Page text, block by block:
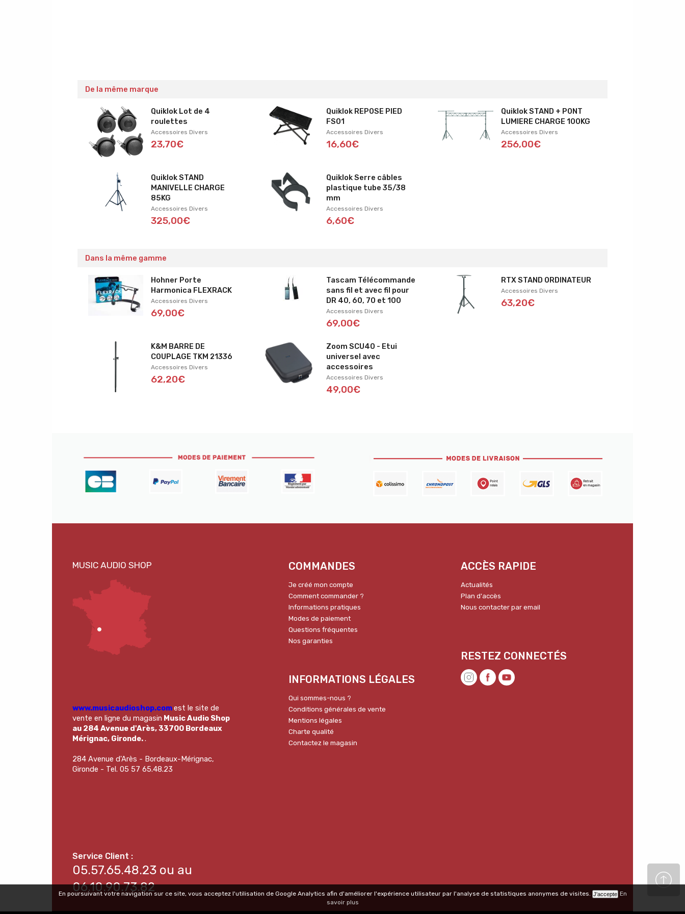
De la même marque
Quiklok Lot de 4
roulettes
Accessoires Divers
23,70€
Quiklok REPOSE PIED
FS01
Accessoires Divers
16,60€
Quiklok STAND + PONT
LUMIERE CHARGE 100KG
Accessoires Divers
256,00€
Quiklok STAND
MANIVELLE CHARGE
85KG
Accessoires Divers
325,00€
Quiklok Serre câbles
plastique tube 35/38
mm
Accessoires Divers
6,60€
Dans la même gamme
Hohner Porte
Harmonica FLEXRACK
Accessoires Divers
69,00€
Tascam Télécommande
sans fil et avec fil pour
DR 40, 60, 70 et 100
Accessoires Divers
69,00€
RTX STAND ORDINATEUR
Accessoires Divers
63,20€
K&M BARRE DE
COUPLAGE TKM 21336
Accessoires Divers
62,20€
Zoom SCU40 - Etui
universel avec
accessoires
Accessoires Divers
49,00€
www.musicaudioshop.comest le site de
vente en ligne du magasin Music Audio Shop
au 284 Avenue d'Arès, 33700 Bordeaux
Mérignac, Gironde..
284 Avenue d'Arès - Bordeaux-Mérignac,
Gironde - Tel. 05 57 65.48.23
05.57.65.48.23 ou au
06.10.90.73.82
COMMANDES
Je créé mon compte
Comment commander ?
Informations pratiques
Modes de paiement
Questions fréquentes
Nos garanties
INFORMATIONS LÉGALES
Qui sommes-nous ?
Conditions générales de vente
Mentions légales
Charte qualité
Contactez le magasin
ACCÈS RAPIDE
Actualités
Plan d'accès
Nous contacter par email
En poursuivant votre navigation sur ce site, vous acceptez l'utilisation de Google Analytics afin d'améliorer l'expérience utilisateur par l'analyse de statistiques anonymes de visites.
En
savoir plus